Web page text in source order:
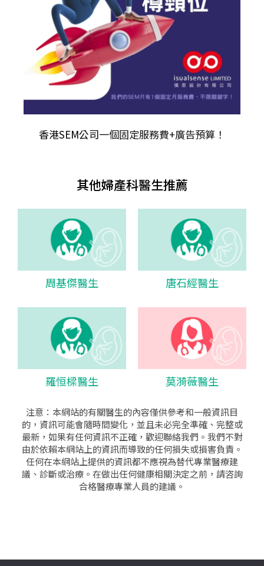
香港SEM公司一個固定服務費+廣告預算！
其他婦產科醫生推薦
周基傑醫生 唐石經醫生
羅恒樑醫生 莫漪薇醫生
注意：本網站的有關醫生的內容僅供參考和一般資訊目
的，資訊可能會隨時間變化，並且未必完全準確、完整或
最新，如果有任何資訊不正確，歡迎聯絡我們。我們不對
由於依賴本網站上的資訊而導致的任何損失或損害負責。
任何在本網站上提供的資訊都不應視為替代專業醫療建
議、診斷或治療。在做出任何健康相關決定之前，請咨詢
合格醫療專業人員的建議。